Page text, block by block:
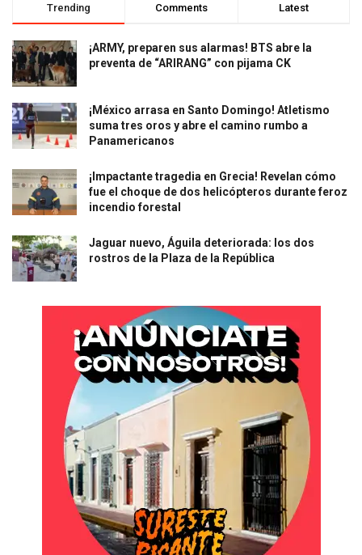
Trending Comments Latest
¡ARMY, preparen sus alarmas! BTS abre la
preventa de “ARIRANG” con pijama CK
¡México arrasa en Santo Domingo! Atletismo
suma tres oros y abre el camino rumbo a
Panamericanos
¡Impactante tragedia en Grecia! Revelan cómo
fue el choque de dos helicópteros durante feroz
incendio forestal
Jaguar nuevo, Águila deteriorada: los dos
rostros de la Plaza de la República